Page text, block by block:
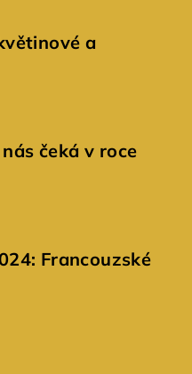
a
čeká v roce
Francouzské